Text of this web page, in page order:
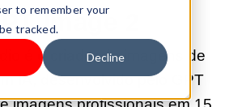
to remember your
tracked.
Decline
Image 2
é o criador de imagens de
IA, desenvolvido pelo GPT